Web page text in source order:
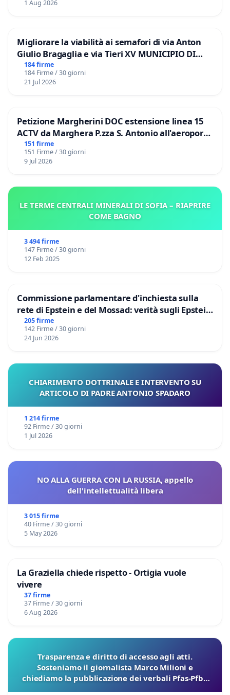
1 Aug 2026
Migliorare la viabilità ai semafori di via Anton
Giulio Bragaglia e via Tieri XV MUNICIPIO DI
ROMA
184 firme
184 Firme / 30 giorni
21 Jul 2026
Petizione Margherini DOC estensione linea 15
ACTV da Marghera P.zza S. Antonio all'aeroporto
Marco Polo tariffa a € 1,50
151 firme
151 Firme / 30 giorni
9 Jul 2026
LE TERME CENTRALI MINERALI DI SOFIA – RIAPRIRE
COME BAGNO
3 494 firme
147 Firme / 30 giorni
12 Feb 2025
Commissione parlamentare d'inchiesta sulla
rete di Epstein e del Mossad: verità sugli Epstein
Files
205 firme
142 Firme / 30 giorni
24 Jun 2026
CHIARIMENTO DOTTRINALE E INTERVENTO SU
ARTICOLO DI PADRE ANTONIO SPADARO
1 214 firme
92 Firme / 30 giorni
1 Jul 2026
NO ALLA GUERRA CON LA RUSSIA, appello
dell'intellettualità libera
3 015 firme
40 Firme / 30 giorni
5 May 2026
La Graziella chiede rispetto - Ortigia vuole
vivere
37 firme
37 Firme / 30 giorni
6 Aug 2026
Trasparenza e diritto di accesso agli atti.
Sosteniamo il giornalista Marco Milioni e
chiediamo la pubblicazione dei verbali Pfas-Pfba